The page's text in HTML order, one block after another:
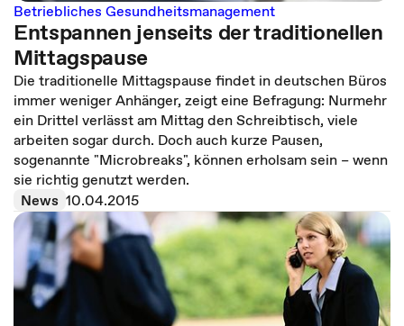
Betriebliches Gesundheitsmanagement
Entspannen jenseits der traditionellen
Mittagspause
Die traditionelle Mittagspause findet in deutschen Büros
immer weniger Anhänger, zeigt eine Befragung: Nurmehr
ein Drittel verlässt am Mittag den Schreibtisch, viele
arbeiten sogar durch. Doch auch kurze Pausen,
sogenannte "Microbreaks", können erholsam sein – wenn
sie richtig genutzt werden.
News 10.04.2015